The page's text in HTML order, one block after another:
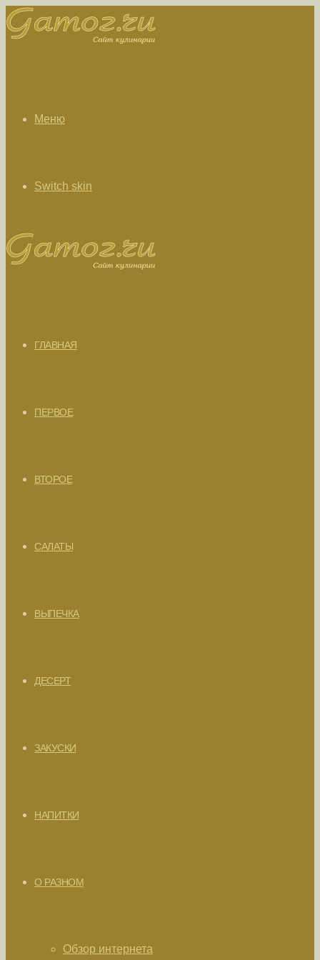
Меню
Switch skin
ГЛАВНАЯ
ПЕРВОЕ
ВТОРОЕ
САЛАТЫ
ВЫПЕЧКА
ДЕСЕРТ
ЗАКУСКИ
НАПИТКИ
О РАЗНОМ
Обзор интернета